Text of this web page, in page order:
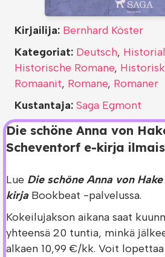
Die schöne Anna von
Scheventorf e-kirja
Lue Die schöne Anna von
kirja Bookbeat -palvelussa.
Kokeilujakson aikana saat
yhteensä 20 tuntia, minkä
alkaen 10,99 €/kk. Voit
Kirjailija: Bernhard Köster
Kategoriat: Deutsch,
Historische Romane,
Romaanit, Romane, Romaner
Kustantaja: Saga Egmont